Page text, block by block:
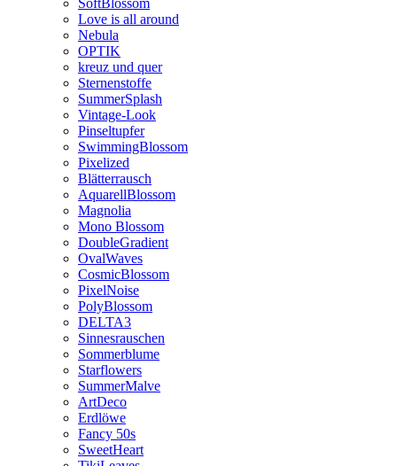
SoftBlossom
Love is all around
Nebula
OPTIK
kreuz und quer
Sternenstoffe
SummerSplash
Vintage-Look
Pinseltupfer
SwimmingBlossom
Pixelized
Blätterrausch
AquarellBlossom
Magnolia
Mono Blossom
DoubleGradient
OvalWaves
CosmicBlossom
PixelNoise
PolyBlossom
DELTA3
Sinnesrauschen
Sommerblume
Starflowers
SummerMalve
ArtDeco
Erdlöwe
Fancy 50s
SweetHeart